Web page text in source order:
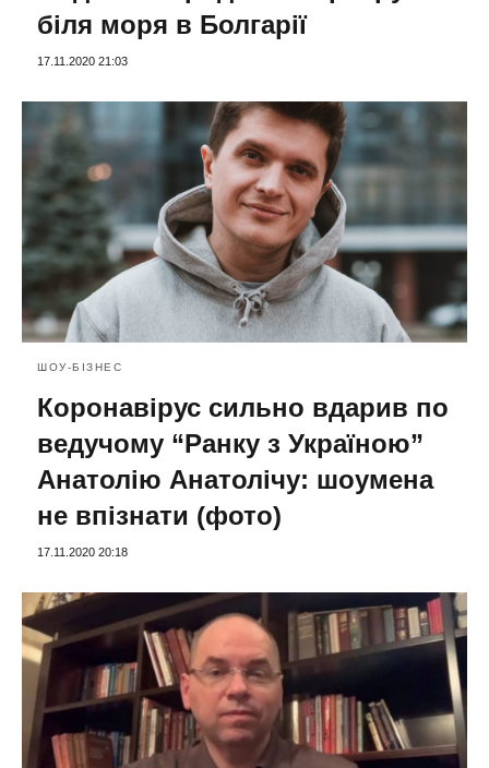
біля моря в Болгарії
17.11.2020 21:03
ШОУ-БІЗНЕС
Коронавірус сильно вдарив по
ведучому “Ранку з Україною”
Анатолію Анатолічу: шоумена
не впізнати (фото)
17.11.2020 20:18